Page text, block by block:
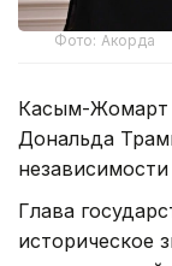
Фото: Акорда
Касым-Жомарт
Дональда
Глава
историческое